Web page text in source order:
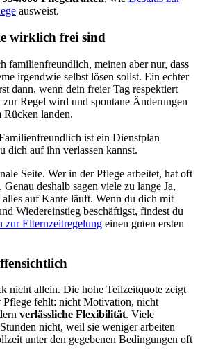
ausweist.
wirklich frei sind
familienfreundlich, meinen aber nur, dass
irgendwie selbst lösen sollst. Ein echter
dann, wenn dein freier Tag respektiert
Regel wird und spontane Änderungen
Rücken landen.
ist ein Dienstplan
dich auf ihn verlassen kannst.
Seite. Wer in der Pflege arbeitet, hat oft
deshalb sagen viele zu lange Ja,
auf Kante läuft. Wenn du dich mit
Wiedereinstieg beschäftigst, findest du
zur Elternzeitregelung einen guten ersten
nicht allein. Die hohe Teilzeitquote zeigt
Pflege fehlt: nicht Motivation, nicht
verlässliche Flexibilität. Viele
nicht, weil sie weniger arbeiten
unter den gegebenen Bedingungen oft